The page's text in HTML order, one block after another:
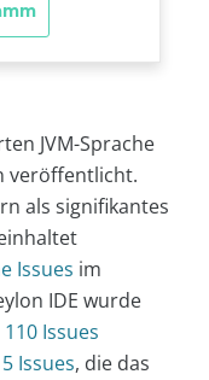
JVM-Sprache
veröffentlicht.
als signifikantes
Issues im
IDE wurde
110 Issues
Issues, die das